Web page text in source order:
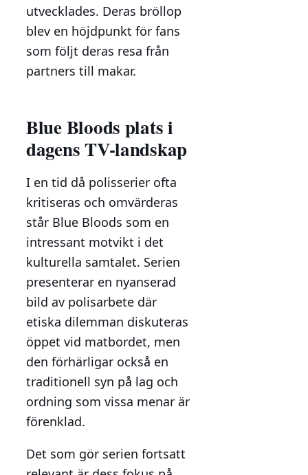
utvecklades. Deras bröllop
blev en höjdpunkt för fans
som följt deras resa från
partners till makar.
Blue Bloods plats i
dagens TV-landskap
I en tid då polisserier ofta
kritiseras och omvärderas
står Blue Bloods som en
intressant motvikt i det
kulturella samtalet. Serien
presenterar en nyanserad
bild av polisarbete där
etiska dilemman diskuteras
öppet vid matbordet, men
den förhärligar också en
traditionell syn på lag och
ordning som vissa menar är
förenklad.
Det som gör serien fortsatt